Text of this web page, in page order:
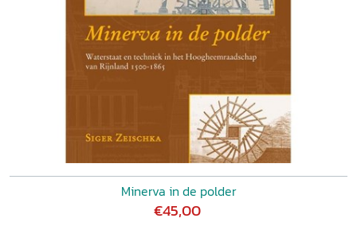
Minerva in de polder
€45,00